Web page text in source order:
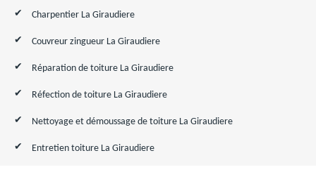
Charpentier La Giraudiere
Couvreur zingueur La Giraudiere
Réparation de toiture La Giraudiere
Réfection de toiture La Giraudiere
Nettoyage et démoussage de toiture La Giraudiere
Entretien toiture La Giraudiere